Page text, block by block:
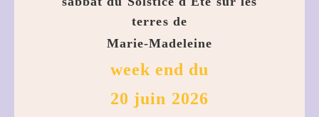
terres de
Marie-Madeleine
week end du
20 juin 2026